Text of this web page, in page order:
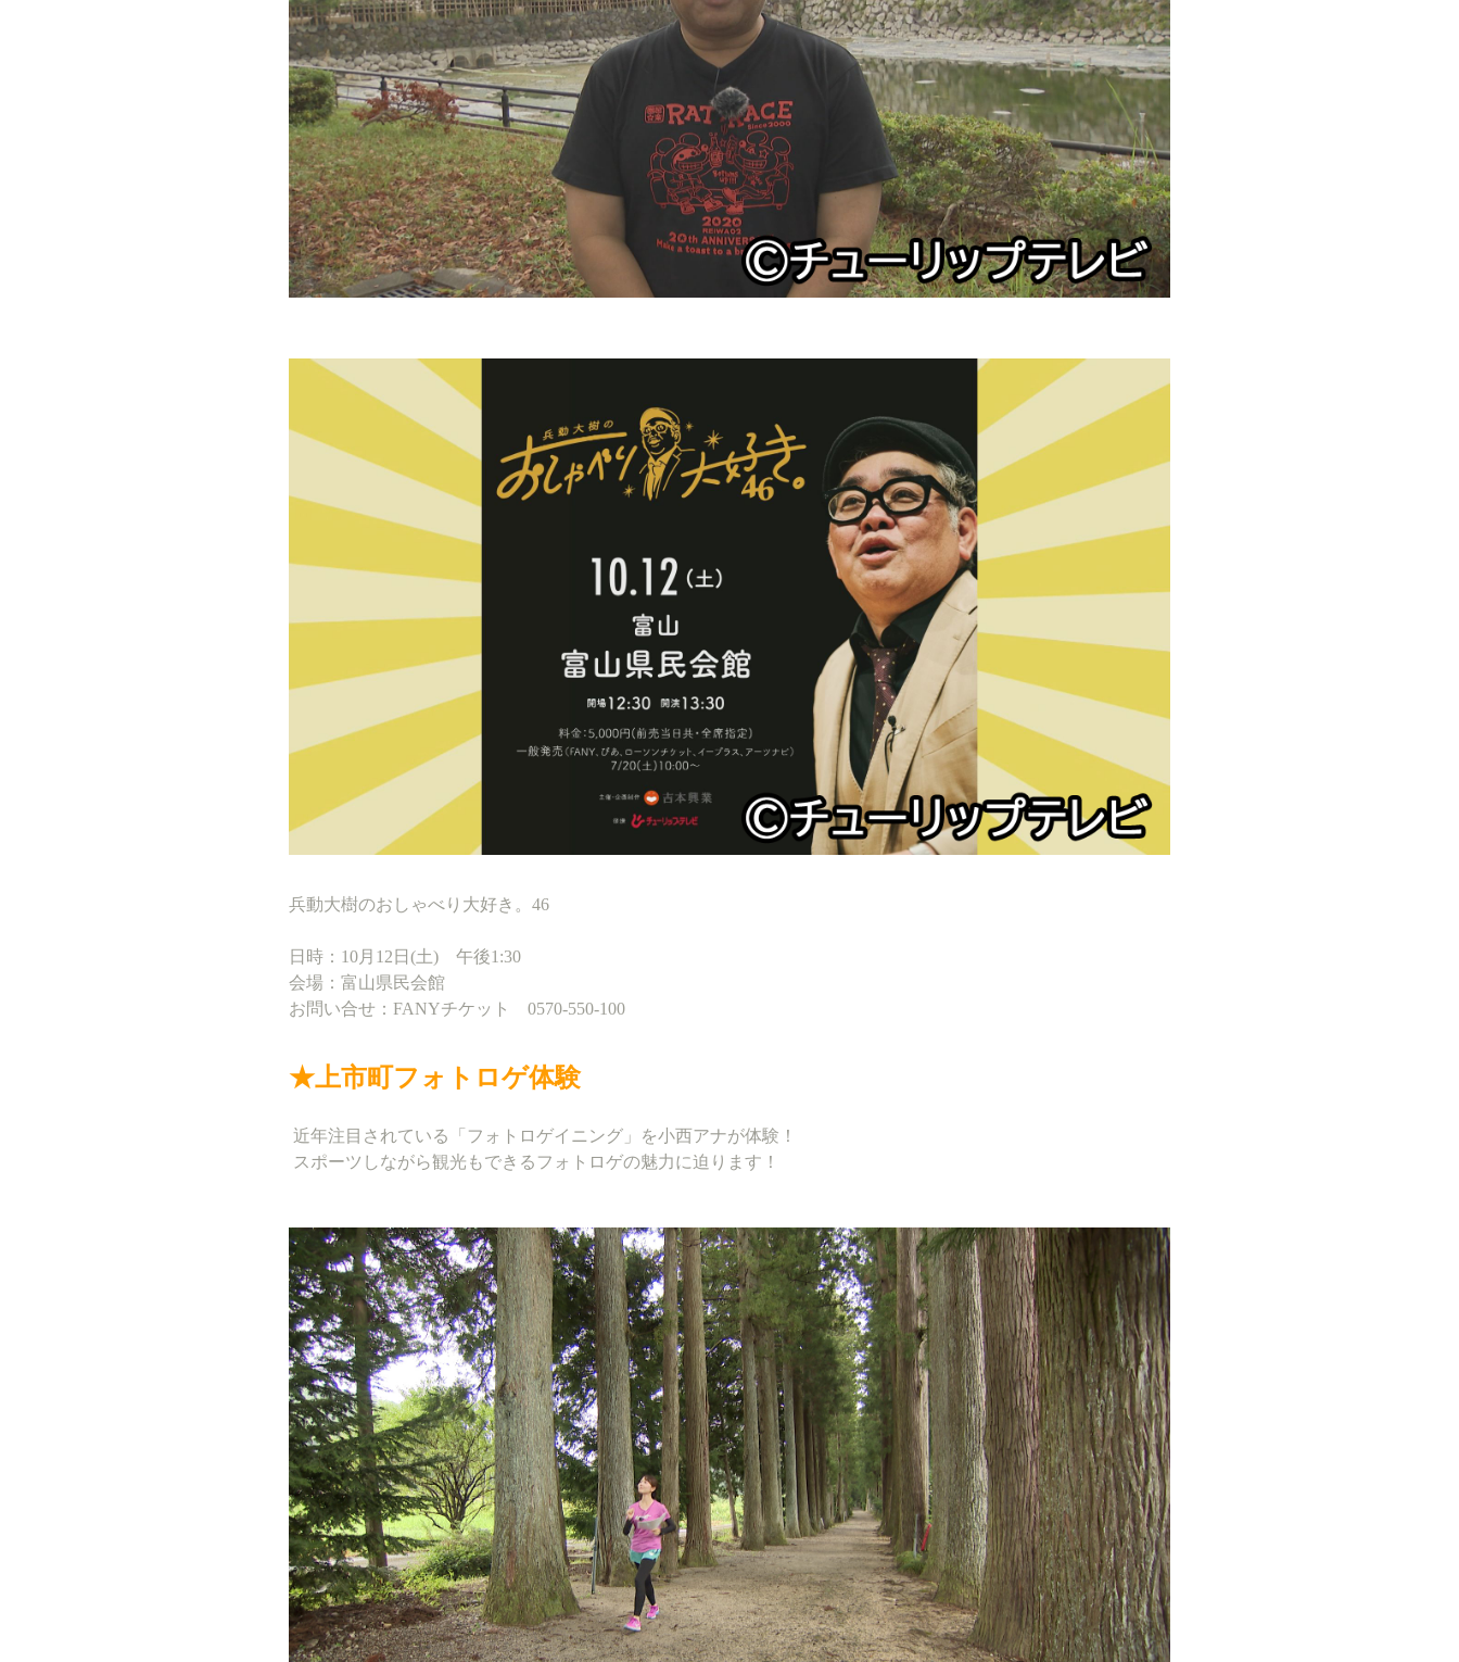
兵動大樹のおしゃべり大好き。46
日時：10月12日(土) 午後1:30
会場：富山県民会館
お問い合せ：FANYチケット 0570-550-100
★上市町フォトロゲ体験
近年注目されている「フォトロゲイニング」を小西アナが体験！
スポーツしながら観光もできるフォトロゲの魅力に迫ります！